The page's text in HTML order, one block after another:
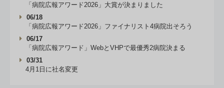
「病院広報アワード2026」大賞が決まりました
06/18
「病院広報アワード2026」ファイナリスト4病院出そろう
06/17
「病院広報アワード」WebとVHPで最優秀2病院決まる
03/31
4月1日に社名変更